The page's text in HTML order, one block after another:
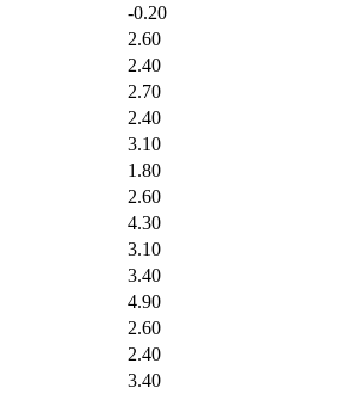
-0.20
2.60
2.40
2.70
2.40
3.10
1.80
2.60
4.30
3.10
3.40
4.90
2.60
2.40
3.40